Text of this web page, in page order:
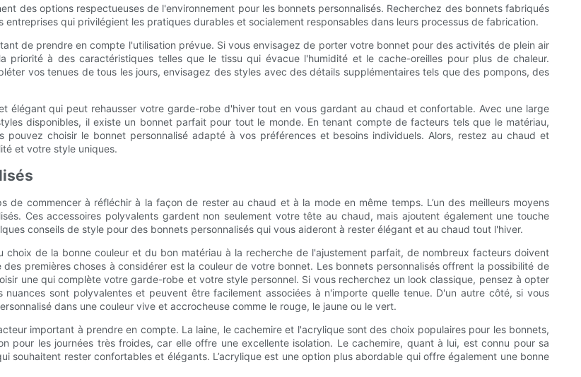
des options respectueuses de l'environnement pour les bonnets personnalisés. Recherchez des bonnets fabriqués
qui privilégient les pratiques durables et socialement responsables dans leurs processus de fabrication.
de prendre en compte l'utilisation prévue. Si vous envisagez de porter votre bonnet pour des activités de plein air
à des caractéristiques telles que le tissu qui évacue l'humidité et le cache-oreilles pour plus de chaleur.
vos tenues de tous les jours, envisagez des styles avec des détails supplémentaires tels que des pompons, des
élégant qui peut rehausser votre garde-robe d'hiver tout en vous gardant au chaud et confortable. Avec une large
disponibles, il existe un bonnet parfait pour tout le monde. En tenant compte de facteurs tels que le matériau,
pouvez choisir le bonnet personnalisé adapté à vos préférences et besoins individuels. Alors, restez au chaud et
et votre style uniques.
commencer à réfléchir à la façon de rester au chaud et à la mode en même temps. L’un des meilleurs moyens
Ces accessoires polyvalents gardent non seulement votre tête au chaud, mais ajoutent également une touche
conseils de style pour des bonnets personnalisés qui vous aideront à rester élégant et au chaud tout l'hiver.
choix de la bonne couleur et du bon matériau à la recherche de l'ajustement parfait, de nombreux facteurs doivent
premières choses à considérer est la couleur de votre bonnet. Les bonnets personnalisés offrent la possibilité de
une qui complète votre garde-robe et votre style personnel. Si vous recherchez un look classique, pensez à opter
sont polyvalentes et peuvent être facilement associées à n'importe quelle tenue. D'un autre côté, si vous
dans une couleur vive et accrocheuse comme le rouge, le jaune ou le vert.
important à prendre en compte. La laine, le cachemire et l'acrylique sont des choix populaires pour les bonnets,
pour les journées très froides, car elle offre une excellente isolation. Le cachemire, quant à lui, est connu pour sa
souhaitent rester confortables et élégants. L’acrylique est une option plus abordable qui offre également une bonne